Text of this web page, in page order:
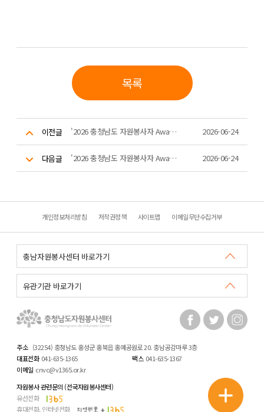
목록
이전글 '2026 충청남도 자원봉사자 Awards' 1,000시간 / 3,000시간 우수봉사자 배지수여 2026-06-24
다음글 '2026 충청남도 자원봉사자 Awards' 10,000시간 우수봉사자 인증패 수여 2026-06-24
개인정보처리방침 저작권정책 사이트맵 이메일무단수집거부
주소 (32254) 충청남도 홍성군 홍북읍 홍예공원로 20. 충남공감마루 3층
대표전화 041-635-1365 팩스 041-635-1367
이메일 cnvc@v1365.or.kr
자원봉사 관련문의 (전국자원봉사센터)
유선전화
휴대전화, 인터넷전화